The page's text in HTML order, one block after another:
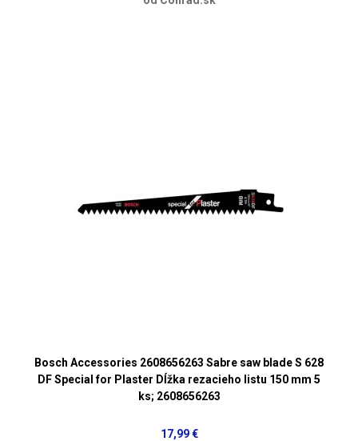
Bosch Accessories 2608656263 Sabre saw blade S 628
DF Special for Plaster Dĺžka rezacieho listu 150 mm 5
ks; 2608656263
17,99 €